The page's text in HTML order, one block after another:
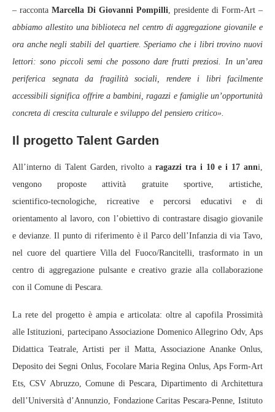
– racconta Marcella Di Giovanni Pompilli , presidente di Form‑Art –
abbiamo allestito una biblioteca nel centro di aggregazione giovanile e
ora anche negli stabili del quartiere. Speriamo che i libri trovino nuovi
lettori: sono piccoli semi che possono dare frutti preziosi. In un’area
periferica segnata da fragilità sociali, rendere i libri facilmente
accessibili significa offrire a bambini, ragazzi e famiglie un’opportunità
concreta di crescita culturale e sviluppo del pensiero critico».
Il progetto Talent Garden
All’interno di Talent Garden, rivolto aragazzi tra i 10 e i 17 anni,
vengono proposte attività gratuite sportive, artistiche,
scientifico‑tecnologiche, ricreative e percorsi educativi e di
orientamento al lavoro, con l’obiettivo di contrastare disagio giovanile
e devianze. Il punto di riferimento è il Parco dell’Infanzia di via Tavo,
nel cuore del quartiere Villa del Fuoco/Rancitelli, trasformato in un
centro di aggregazione pulsante e creativo grazie alla collaborazione
con il Comune di Pescara.
La rete del progetto è ampia e articolata: oltre al capofila Prossimità
alle Istituzioni, partecipano Associazione Domenico Allegrino Odv, Aps
Didattica Teatrale, Artisti per il Matta, Associazione Ananke Onlus,
Deposito dei Segni Onlus, Focolare Maria Regina Onlus, Aps Form‑Art
Ets, CSV Abruzzo, Comune di Pescara, Dipartimento di Architettura
dell’Università d’Annunzio, Fondazione Caritas Pescara‑Penne, Istituto